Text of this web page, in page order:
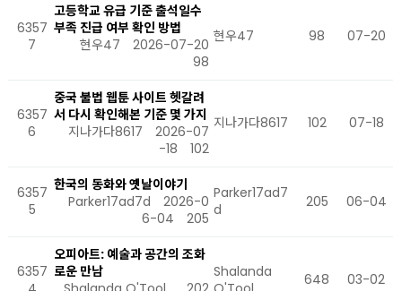
6357
7
고등학교 유급 기준 출석일수
부족 진급 여부 확인 방법
현우47
2026-07-20
98
현우47 98 07-20
6357
6
중국 불법 웹툰 사이트 헷갈려
서 다시 확인해본 기준 몇 가지
지나가다8617
2026-07
-18
102
지나가다8617 102 07-18
6357
5
한국의 동화와 옛날이야기
Parker17ad7d
2026-0
6-04
205
Parker17ad7
d
205 06-04
6357
오피아트: 예술과 공간의 조화
로운 만남
Shalanda
648 03-02